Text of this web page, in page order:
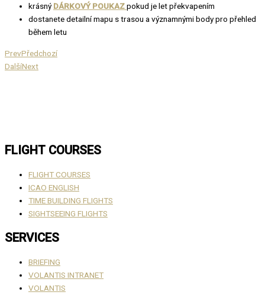
krásnýDÁRKOVÝ POUKAZpokud je let překvapením
dostanete detailní mapu s trasou a významnými body pro přehled
během letu
PrevPředchozí
DalšíNext
FLIGHT COURSES
FLIGHT COURSES
ICAO ENGLISH
TIME BUILDING FLIGHTS
SIGHTSEEING FLIGHTS
SERVICES
BRIEFING
VOLANTIS INTRANET
VOLANTIS